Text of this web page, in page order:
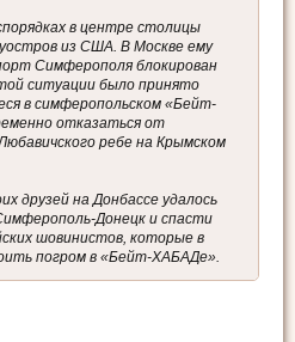
в центре столицы
из США. В Москве ему
Симферополя блокирован
ситуации было принято
в симферопольском «Бейт-
отказаться от
ребе на Крымском
друзей на Донбассе удалось
Донецк и спасти
шовинистов, которые в
погром в «Бейт-ХАБАДе».